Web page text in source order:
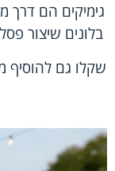
גימיקים הם דרך
בלונים שיצור
שקלו גם להוסיף